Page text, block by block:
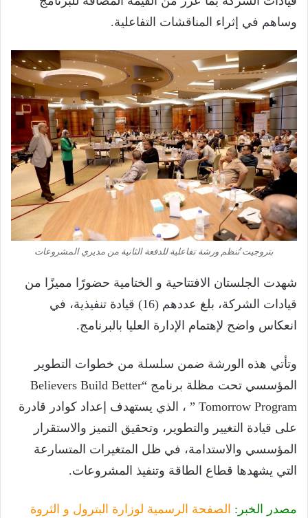
وساهم في إثراء المناقشات التفاعلية.
بتروجيت تُنظم ورشة تفاعلية للدفعة الثانية من مديري المشروعات
شهدت الجلستان الافتتاحية و الختامية حضورًا مميزًا من
قيادات الشركة، بلغ عددهم (16) قيادة تنفيذية، في
انعكاس واضح لإهتمام الإدارة العليا بالبرنامج.
وتأتي هذه الورشة ضمن سلسلة من خطوات التطوير
المؤسسي تحت مظلة برنامج “Believers Build Better
Tomorrow Program ” ، الذي يستهدف إعداد كوادر قادرة
على قيادة التغيير والتطوير، وتحقيق التميز والاستقرار
المؤسسي والاستدامة، في ظل المتغيرات المتسارعة
التي يشهدها قطاع الطاقة وتنفيذ المشروعات.
مصدر الخبر: الصفحة الرسمية لوزارة البترول و الثروة